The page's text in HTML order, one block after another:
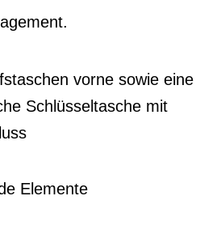
vorne sowie eine
Schlüsseltasche mit
Elemente